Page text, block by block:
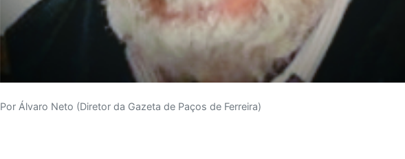
Por Álvaro Neto (Diretor da Gazeta de Paços de Ferreira)